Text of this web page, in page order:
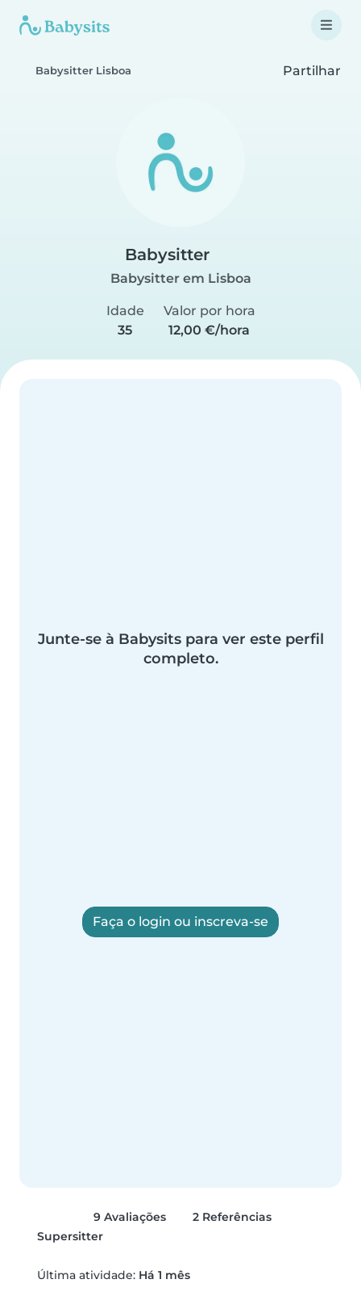
Babysitter Lisboa Partilhar
Babysitter
Babysitter em Lisboa
Idade
35
Valor por hora
12,00 €/hora
Junte-se à Babysits para ver este perfil
completo.
Faça o login ou inscreva-se
9 Avaliações
2 Referências
Supersitter
Última atividade: Há 1 mês